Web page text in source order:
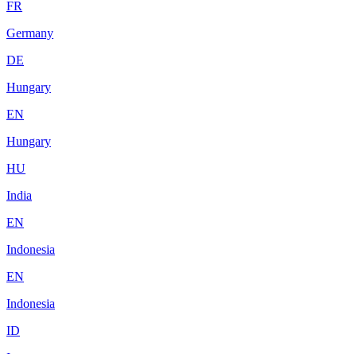
FR
Germany
DE
Hungary
EN
Hungary
HU
India
EN
Indonesia
EN
Indonesia
ID